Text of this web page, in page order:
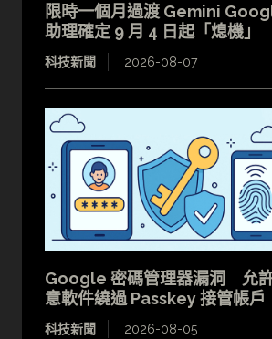
限時一個月過渡 Gemini
助理確定 9 月 4 日起「熄機」
科技新聞 2026-08-07
Google 密碼管理器漏洞 允
意軟件繞過 Passkey 接管帳戶
科技新聞 2026-08-05